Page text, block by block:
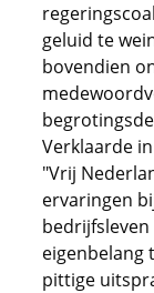
geluid te
bovendien
Verklaarde
"Vrij
ervaringen
eigenbelang
pittige